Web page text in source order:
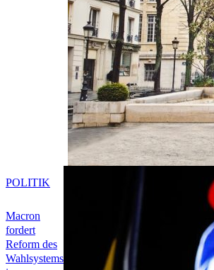
Macron
fordert
Reform des
Wahlsystems
POLITIK